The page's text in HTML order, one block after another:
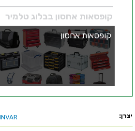
קופסאות אחסון בבלוג טלמיר
קופסאות אחסון
יצרן: